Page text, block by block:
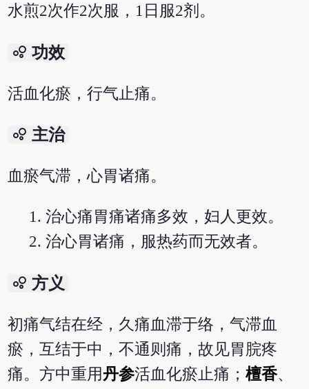
水煎2次作2次服，1日服2剂。
bubble_chart 功效
活血化瘀，行气止痛。
bubble_chart 主治
血瘀气滞，心胃诸痛。
治心痛胃痛诸痛多效，妇人更效。
治心胃诸痛，服热药而无效者。
bubble_chart 方义
初痛气结在经，久痛血滞于络，气滞血
瘀，互结于中，不通则痛，故见胃脘疼
痛。方中重用丹参活血化瘀止痛；檀香、